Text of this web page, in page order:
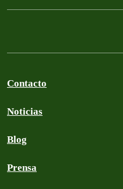
Contacto
Noticias
Blog
Prensa